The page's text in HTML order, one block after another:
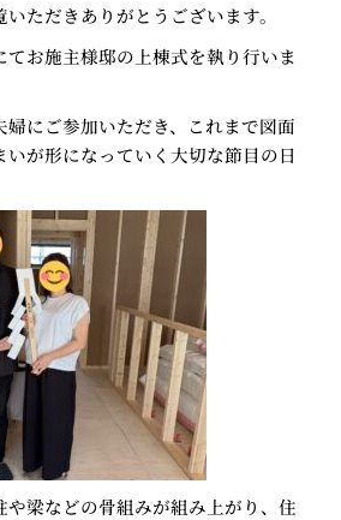
ただきありがとうございます。
お施主様邸の上棟式を執り行いま
婦にご参加いただき、これまで図面
いが形になっていく大切な節目の日
や梁などの骨組みが組み上がり、住